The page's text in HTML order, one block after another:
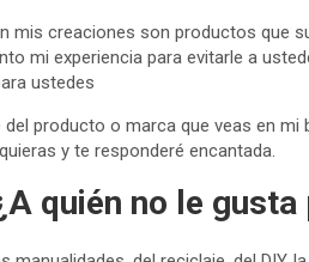
mis creaciones son productos que
mi experiencia para evitarle a
ustedes
del producto o marca que veas en mi
y te responderé encantada.
quién no le